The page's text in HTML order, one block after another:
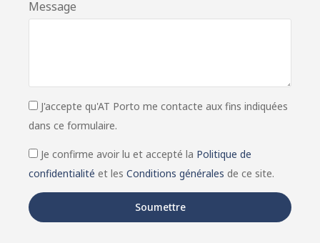
Message
J'accepte qu'AT Porto me contacte aux fins indiquées
dans ce formulaire.
Je confirme avoir lu et accepté la Politique de
confidentialité et les Conditions générales de ce site.
Soumettre